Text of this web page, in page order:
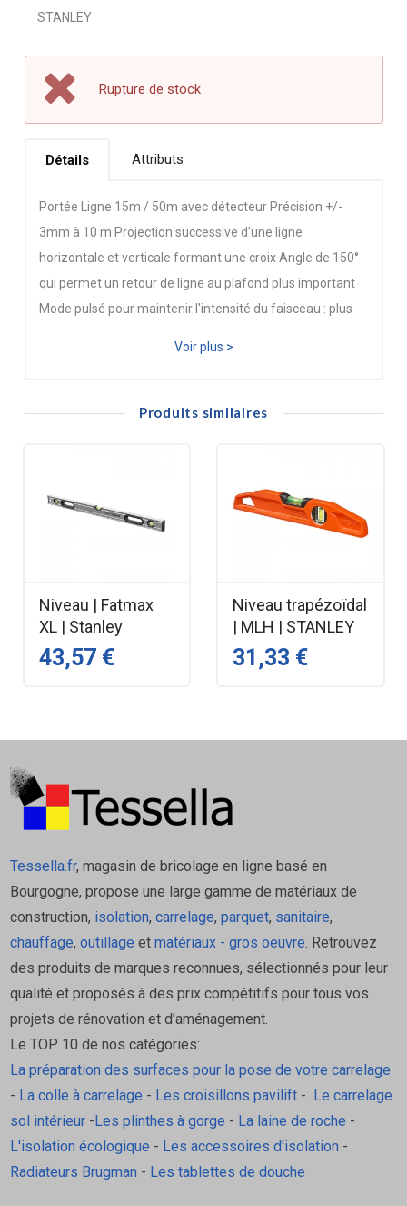
STANLEY
Rupture de stock
Détails Attributs
Portée Ligne 15m / 50m avec détecteur Précision +/-
3mm à 10 m Projection successive d'une ligne
horizontale et verticale formant une croix Angle de 150°
qui permet un retour de ligne au plafond plus important
Mode pulsé pour maintenir l'intensité du faisceau : plus
marche - arrêt Filetage 1/4" et 5/8" Contenu du kit :
Voir plus >
Produits similaires
Niveau | Fatmax
XL | Stanley
43,57 €
Niveau trapézoïdal
| MLH | STANLEY
31,33 €
Tessella.fr, magasin de bricolage en ligne basé en
Bourgogne, propose une large gamme de matériaux de
construction, isolation, carrelage, parquet, sanitaire,
chauffage, outillage et matériaux - gros oeuvre. Retrouvez
des produits de marques reconnues, sélectionnés pour leur
qualité et proposés à des prix compétitifs pour tous vos
projets de rénovation et d’aménagement.
Le TOP 10 de nos catégories:
La préparation des surfaces pour la pose de votre carrelage
- La colle à carrelage - Les croisillons pavilift-
Le carrelage
sol intérieur- Les plinthes à gorge - La laine de roche -
L'isolation écologique - Les accessoires d'isolation -
Radiateurs Brugman - Les tablettes de douche